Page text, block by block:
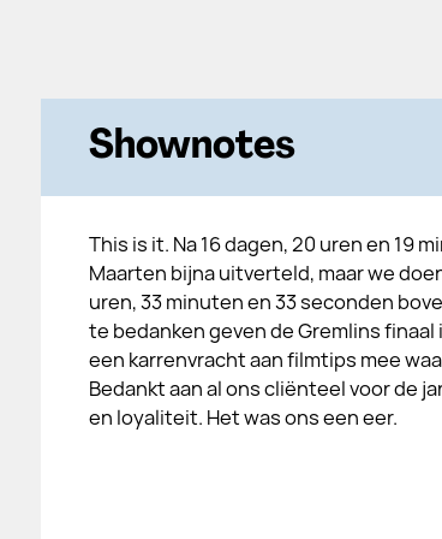
Shownotes
This is it. Na 16 dagen, 20 uren en 19
Maarten bijna uitverteld, maar we
uren, 33 minuten en 33 seconden
te bedanken geven de Gremlins
een karrenvracht aan filmtips mee
Bedankt aan al ons cliënteel voor de
en loyaliteit. Het was ons een eer.